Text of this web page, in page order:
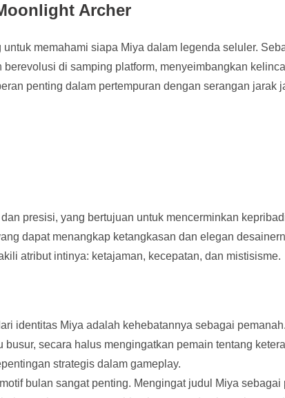
Archer
memahami siapa Miya dalam legenda seluler.
di samping platform, menyeimbangkan
penting dalam pertempuran dengan serangan jarak
presisi, yang bertujuan untuk mencerminkan
dapat menangkap ketangkasan dan elegan
atribut intinya: ketajaman, kecepatan, dan mistisisme.
identitas Miya adalah kehebatannya sebagai
busur, secara halus mengingatkan pemain tentang
strategis dalam gameplay.
bulan sangat penting. Mengingat judul Miya sebagai